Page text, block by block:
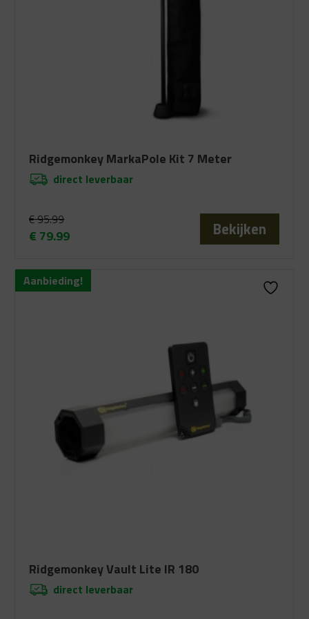
Ridgemonkey MarkaPole Kit 7 Meter
direct leverbaar
€95.99
prijs
was:
€ 79.99
prijs
is:
Bekijken
Ridgemonkey Vault Lite IR 180
direct leverbaar
Aanbieding!